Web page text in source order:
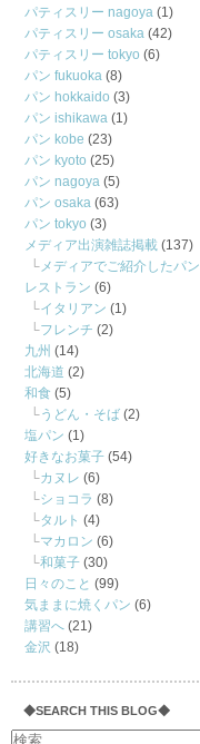
パティスリー nagoya (1)
パティスリー osaka (42)
パティスリー tokyo (6)
パン fukuoka (8)
パン hokkaido (3)
パン ishikawa (1)
パン kobe (23)
パン kyoto (25)
パン nagoya (5)
パン osaka (63)
パン tokyo (3)
メディア出演雑誌掲載 (137)
メディアでご紹介したパン
レストラン (6)
イタリアン (1)
フレンチ (2)
九州 (14)
北海道 (2)
和食 (5)
うどん・そば (2)
塩パン (1)
好きなお菓子 (54)
カヌレ (6)
ショコラ (8)
タルト (4)
マカロン (6)
和菓子 (30)
日々のこと (99)
気ままに焼くパン (6)
講習へ (21)
金沢 (18)
◆SEARCH THIS BLOG◆